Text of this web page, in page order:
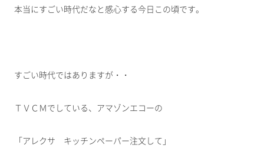
本当にすごい時代だなと感心する今日この頃です。
すごい時代ではありますが・・
ＴＶＣＭでしている、アマゾンエコーの
「アレクサ キッチンペーパー注文して」